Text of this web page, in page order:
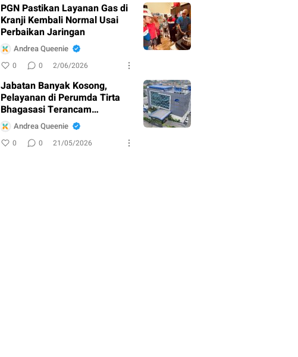
PGN Pastikan Layanan Gas di
Kranji Kembali Normal Usai
Perbaikan Jaringan
Andrea Queenie
0 0 2/06/2026
Jabatan Banyak Kosong,
Pelayanan di Perumda Tirta
Bhagasasi Terancam
Amburadul?
Andrea Queenie
0 0 21/05/2026